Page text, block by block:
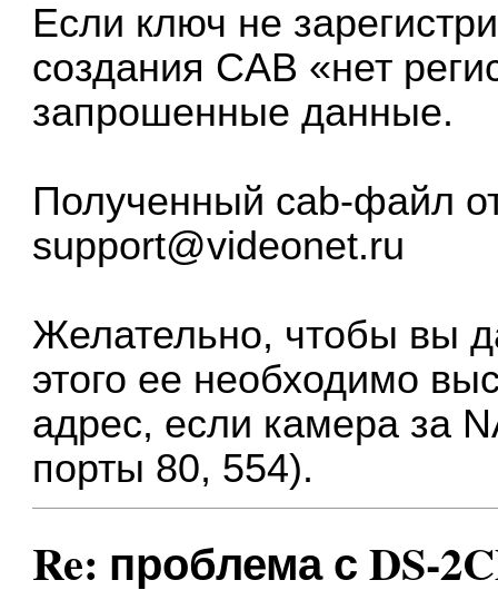
Если ключ не
создания CAB «нет
запрошенные данные.
Полученный cab-файл
support@videonet.ru
Желательно, чтобы вы
этого ee необходимо
адрес, если камера за
порты 80, 554).
Re: проблема с DS-